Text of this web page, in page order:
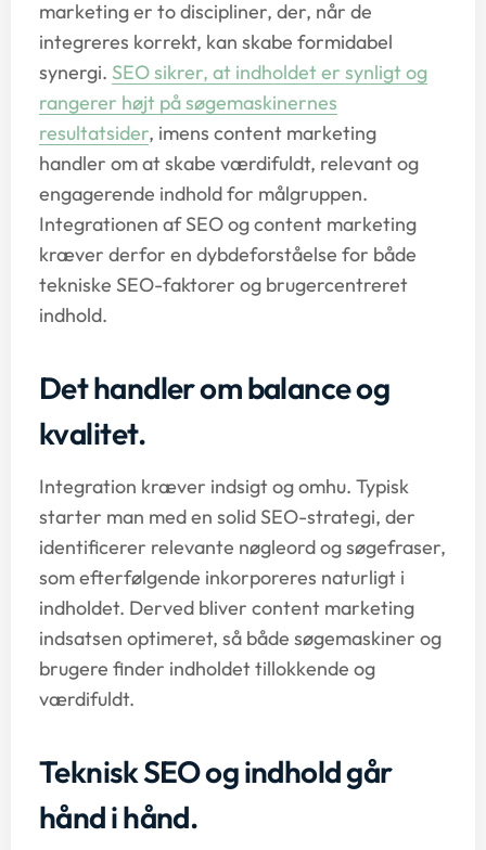
marketing er to discipliner, der, når de
integreres korrekt, kan skabe formidabel
synergi. SEO sikrer, at indholdet er synligt og
rangerer højt på søgemaskinernes
resultatsider, imens content marketing
handler om at skabe værdifuldt, relevant og
engagerende indhold for målgruppen.
Integrationen af SEO og content marketing
kræver derfor en dybdeforståelse for både
tekniske SEO-faktorer og brugercentreret
indhold.
Det handler om balance og
kvalitet.
Integration kræver indsigt og omhu. Typisk
starter man med en solid SEO-strategi, der
identificerer relevante nøgleord og søgefraser,
som efterfølgende inkorporeres naturligt i
indholdet. Derved bliver content marketing
indsatsen optimeret, så både søgemaskiner og
brugere finder indholdet tillokkende og
værdifuldt.
Teknisk SEO og indhold går
hånd i hånd.